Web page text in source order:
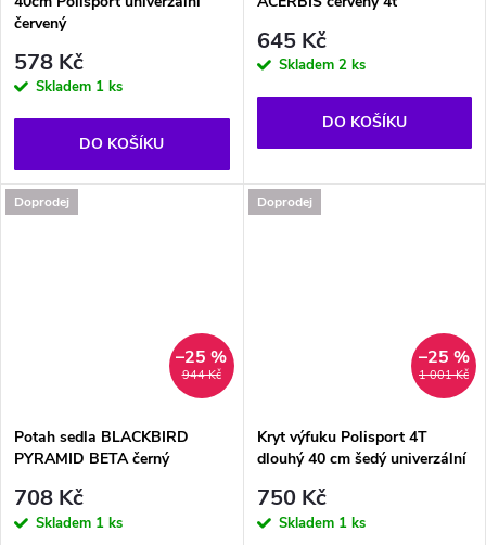
červený
578 Kč
Skladem 1 ks
DO KOŠÍKU
645 Kč
Skladem 2 ks
DO KOŠÍKU
Doprodej
944 Kč
–25 %
Potah sedla BLACKBIRD
PYRAMID BETA černý
708 Kč
Skladem 1 ks
Doprodej
1 001 Kč
–25 %
Kryt výfuku Polisport 4T
dlouhý 40 cm šedý univerzální
750 Kč
Skladem 1 ks